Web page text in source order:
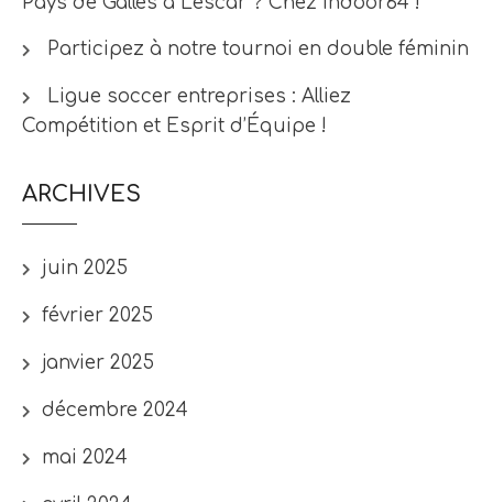
Participez à notre tournoi en double féminin
Ligue soccer entreprises : Alliez
Compétition et Esprit d’Équipe !
ARCHIVES
juin 2025
février 2025
janvier 2025
décembre 2024
mai 2024